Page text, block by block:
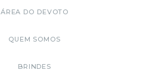
ÁREA DO DEVOTO
QUEM SOMOS
BRINDES